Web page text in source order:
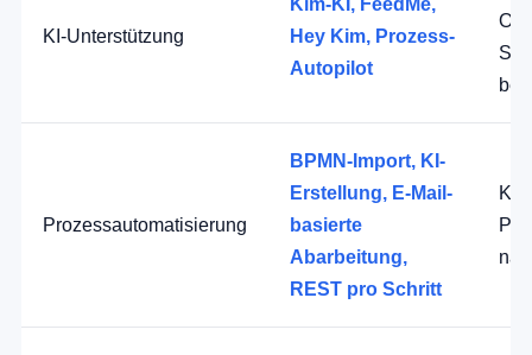
KI-Unterstützung
Kim-KI, FeedMe,
Hey Kim, Prozess-
Autopilot
Prozessautomatisierung
BPMN-Import, KI-
Erstellung, E-Mail-
basierte
Abarbeitung,
REST pro Schritt